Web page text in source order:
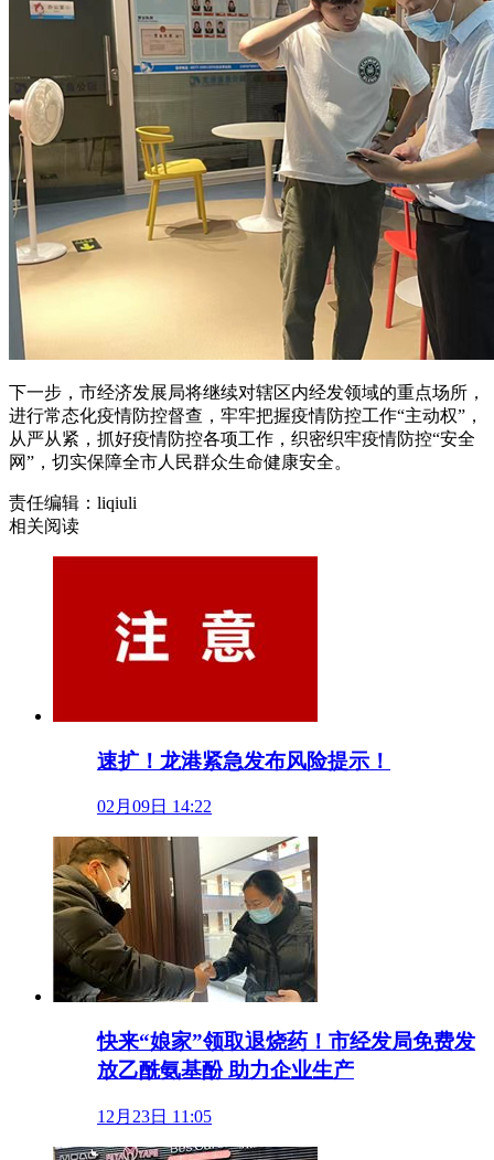
下一步，市经济发展局将继续对辖区内经发领域的重点场所，
进行常态化疫情防控督查，牢牢把握疫情防控工作“主动权”，
从严从紧，抓好疫情防控各项工作，织密织牢疫情防控“安全
网” ，切实保障全市人民群众生命健康安全。
责任编辑：liqiuli
相关阅读
速扩！龙港紧急发布风险提示！
02月09日 14:22
快来“娘家”领取退烧药！市经发局免费发
放乙酰氨基酚 助力企业生产
12月23日 11:05